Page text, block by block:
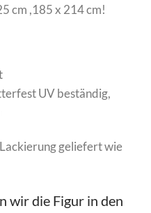
cm ,185 x 214 cm!
UV beständig,
geliefert wie
wir die Figur in den